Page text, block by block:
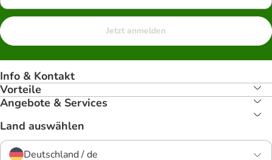
Jetzt anmelden
Info & Kontakt
Vorteile
Angebote & Services
Land auswählen
Deutschland / de